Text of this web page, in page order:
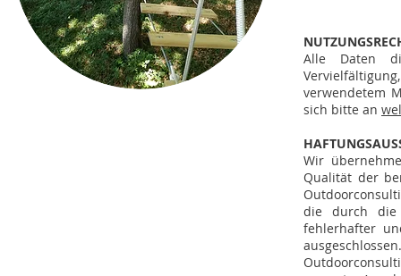
Alle Daten
verwendetem
sich bitte an
Wir
Qualität der
die durch die
fehlerhafter